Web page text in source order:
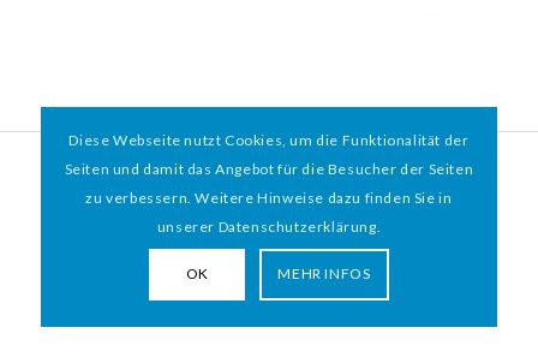
© 2026 HAMBURGER*MIT HERZ e.V. | WEBDESIGN BY WEBIGAMI
Diese Webseite nutzt Cookies, um die Funktionalität der
Seiten und damit das Angebot für die Besucher der Seiten
zu verbessern. Weitere Hinweise dazu finden Sie in
unserer Datenschutzerklärung.
OK MEHR INFOS